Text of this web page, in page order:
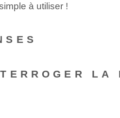
à utiliser !